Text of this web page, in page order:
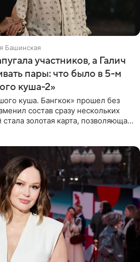
Башинская
участников, а Галич
пары: что было в 5-м
куша-2»
куша. Бангкок» прошел без
состав сразу нескольких
стала золотая карта, позволяющая